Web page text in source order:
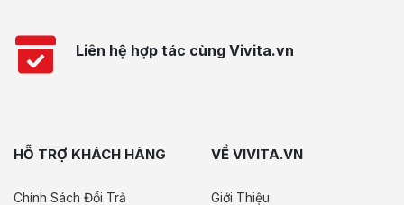
Liên hệ hợp tác cùng Vivita.vn
HỖ TRỢ KHÁCH HÀNG
Chính Sách Đổi Trả
VỀ VIVITA.VN
Giới Thiệu